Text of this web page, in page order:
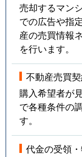
売却するマン
での広告や指
産の売買情報
を行います。
不動産売買
購入希望者が
で各種条件の
す。
代金の受領